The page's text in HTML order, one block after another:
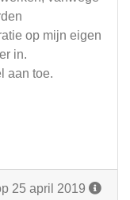
op mijn eigen
in.
aan toe.
25 april 2019